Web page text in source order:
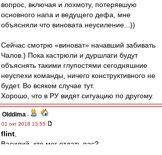
вопрос, включая и лохмоту, потерявшую
основного напа и ведущего дефа, мне
объясняли что виновата неусиление...))
Сейчас смотрю «виноват» начавший забивать
Чалов.) Пока кастрюли и дуршлаги будут
объяснять такими глупостями сегодняшние
неуспехи команды, ничего конструктивного не
будет. Во всяком случае тут.
Хорошо, что в РУ видят ситуацию по другому.
Olddima -
01 окт 2018 13:55
flint
Василий, кто мог отдать пас?